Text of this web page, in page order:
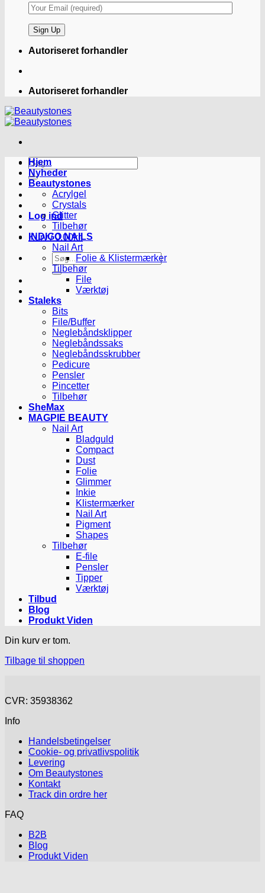
Autoriseret forhandler
Autoriseret forhandler
Søg
efter:
Log ind
Kurv /0.00kr.
Søg
efter:
Hjem
Nyheder
Beautystones
Acrylgel
Crystals
Glitter
Tilbehør
INDIGO NAILS
Nail Art
Folie & Klistermærker
Tilbehør
File
Værktøj
Staleks
Bits
File/Buffer
Neglebåndsklipper
Neglebåndssaks
Neglebåndsskrubber
Pedicure
Pensler
Pincetter
Tilbehør
SheMax
MAGPIE BEAUTY
Nail Art
Bladguld
Compact
Dust
Folie
Glimmer
Inkie
Klistermærker
Nail Art
Pigment
Shapes
Tilbehør
E-file
Pensler
Tipper
Værktøj
Tilbud
Blog
Produkt Viden
Din kurv er tom.
Tilbage til shoppen
CVR: 35938362
Info
Handelsbetingelser
Cookie- og privatlivspolitik
Levering
Om Beautystones
Kontakt
Track din ordre her
FAQ
B2B
Blog
Produkt Viden